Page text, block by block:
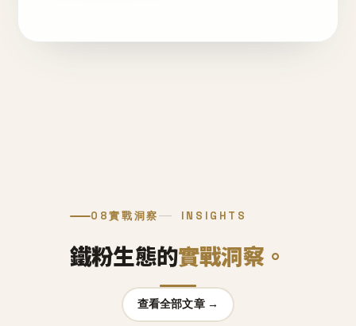
08實戰洞察 INSIGHTS
鐵粉生態的實戰洞察。
查看全部文章 →